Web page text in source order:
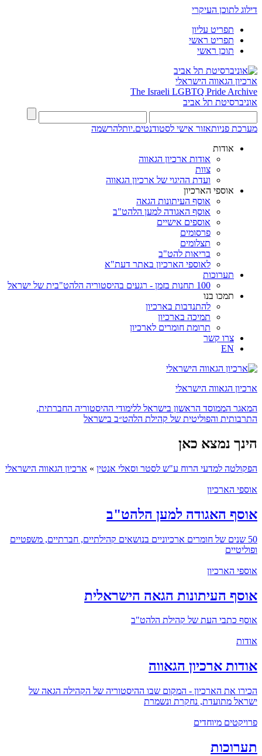
דילוג לתוכן העיקרי
תפריט עליון
תפריט ראשי
תוכן ראשי
ארכיון הגאווה הישראלי
The Israeli LGBTQ Pride Archive
אוניברסיטת תל אביב
מערכת פניותאזור אישי לסטודנטים.יותלהרשמה
אודות
אודות ארכיון הגאווה
צוות
ועדת ההיגוי של ארכיון הגאווה
אוספי הארכיון
אוסף העיתונות הגאה
אוסף האגודה למען הלהט"ב
אוספים אישיים
פרסומים
תצלומים
בריאות להט"ב
לאוספי הארכיון באתר דעת"א
תערוכות
100 תחנות בזמן - רגעים בהיסטוריה הלהט"בית של ישראל
תמכו בנו
להתנדבות בארכיון
תמיכה בארכיון
תרומת חומרים לארכיון
צרו קשר
EN
ארכיון הגאווה הישראלי
המאגר הממוסד הראשון בישראל ללימודי ההיסטוריה החברתית,
התרבותית והפוליטית של קהילת הלהט״ב בישראל
הינך נמצא כאן
הפקולטה למדעי הרוח ע"ש לסטר וסאלי אנטין » ארכיון הגאווה הישראלי
אוספי הארכיון
אוסף האגודה למען הלהט"ב
50 שנים של חומרים ארכיוניים בנושאים קהילתיים, חברתיים, משפטיים
ופוליטיים
אוספי הארכיון
אוסף העיתונות הגאה הישראלית
אוסף כתבי העת של קהילת הלהט"ב
אודות
אודות ארכיון הגאווה
הכירו את הארכיון - המקום שבו ההיסטוריה של הקהילה הגאה של
ישראל מתועדת, נחקרת ונשמרת
פרויקטים מיוחדים
תערוכות